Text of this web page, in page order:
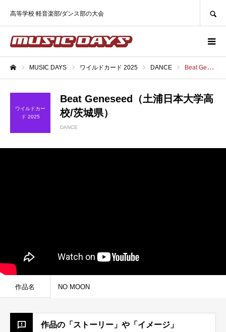
高等学校 軽音楽部/ダンス部の大会
MUSIC DAYS ワイルドカード 2025 DANCE Beat Geneseed（土浦日本大学高校/茨城県）
ワイルドカー
ド 2025
Beat Geneseed（土浦日本大学高
校/茨城県）
DANCE
作品名 NO MOON
作品の「ストーリー」や「イメージ」